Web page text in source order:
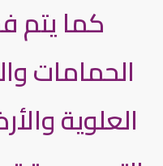
كما يتم
الحمامات
العلوية